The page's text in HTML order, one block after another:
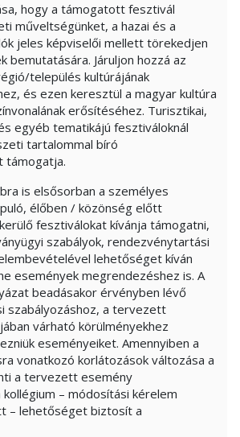
hogy a támogatott fesztivál
műveltségünket, a hazai és a
jeles képviselői mellett törekedjen
bemutatására. Járuljon hozzá az
település kultúrájának
és ezen keresztül a magyar kultúra
erősítéséhez. Turisztikai,
egyéb tematikájú fesztiváloknál
tartalommal bíró
támogatja.
is elsősorban a személyes
élőben / közönség előtt
fesztiválokat kívánja támogatni,
szabályok, rendezvénytartási
lehetőséget kíván
események megrendezéshez is. A
beadásakor érvényben lévő
szabályozáshoz, a tervezett
várható körülményekhez
eseményeiket. Amennyiben a
vonatkozó korlátozások változása a
a tervezett esemény
– módosítási kérelem
– lehetőséget biztosít a